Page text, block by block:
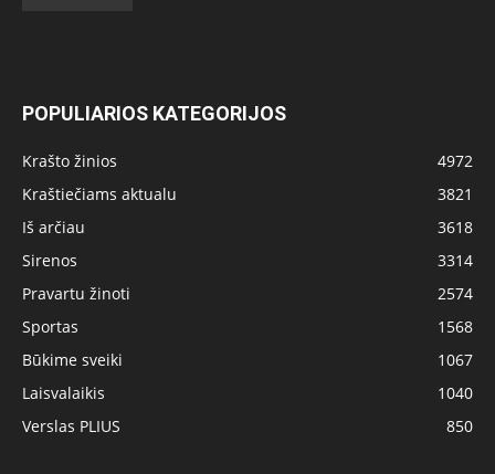
POPULIARIOS KATEGORIJOS
Krašto žinios
4972
Kraštiečiams aktualu
3821
Iš arčiau
3618
Sirenos
3314
Pravartu žinoti
2574
Sportas
1568
Būkime sveiki
1067
Laisvalaikis
1040
Verslas PLIUS
850